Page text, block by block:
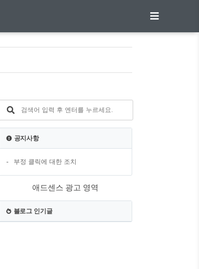
공지사항
부정 클릭에 대한 조치
애드센스 광고 영역
블로그 인기글